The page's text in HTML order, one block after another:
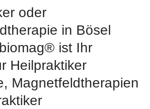
oder
in Bösel
ist Ihr
Heilpraktiker
Magnetfeldtherapien